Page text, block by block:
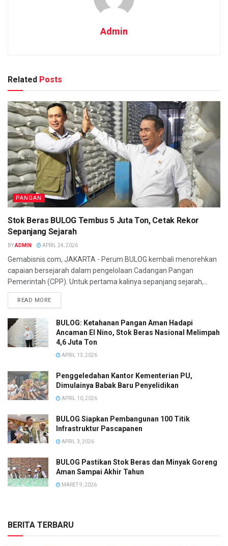
Admin
Related Posts
PANGAN
Stok Beras BULOG Tembus 5 Juta Ton, Cetak Rekor
Sepanjang Sejarah
BYADMIN APRIL 24, 2026
Gemabisnis.com, JAKARTA - Perum BULOG kembali menorehkan
capaian bersejarah dalam pengelolaan Cadangan Pangan
Pemerintah (CPP). Untuk pertama kalinya sepanjang sejarah,...
READ MORE
BULOG: Ketahanan Pangan Aman Hadapi
Ancaman El Nino, Stok Beras Nasional Melimpah
4,6 Juta Ton
APRIL 13, 2026
Penggeledahan Kantor Kementerian PU,
Dimulainya Babak Baru Penyelidikan
APRIL 10, 2026
BULOG Siapkan Pembangunan 100 Titik
Infrastruktur Pascapanen
APRIL 3, 2026
BULOG Pastikan Stok Beras dan Minyak Goreng
Aman Sampai Akhir Tahun
MARET 9, 2026
BERITA TERBARU